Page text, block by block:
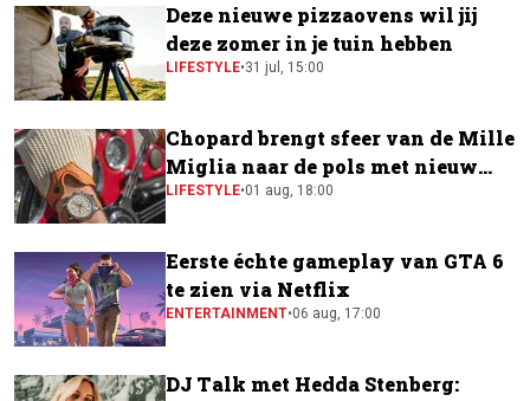
Deze nieuwe pizzaovens wil jij
deze zomer in je tuin hebben
LIFESTYLE•31 jul, 15:00
Chopard brengt sfeer van de Mille
Miglia naar de pols met nieuw
horloge
LIFESTYLE•01 aug, 18:00
Eerste échte gameplay van GTA 6
te zien via Netflix
ENTERTAINMENT•06 aug, 17:00
DJ Talk met Hedda Stenberg: